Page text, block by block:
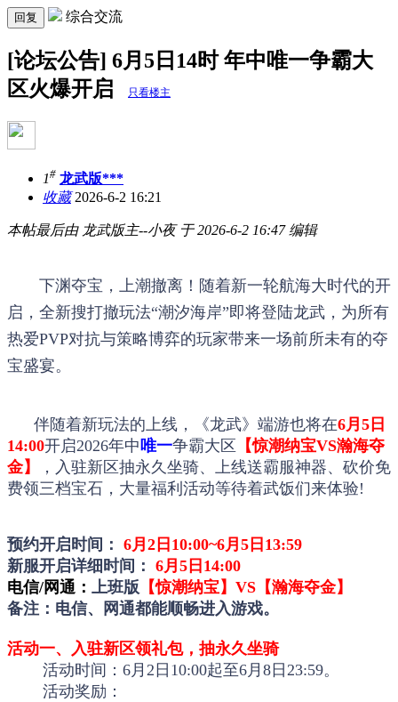
回复 综合交流
[论坛公告] 6月5日14时 年中唯一争霸大
区火爆开启
只看楼主
1# 龙武版***
收藏2026-6-2 16:21
本帖最后由 龙武版主--小夜 于 2026-6-2 16:47 编辑
下渊夺宝，上潮撤离！随着新一轮航海大时代的开
启，全新搜打撤玩法“潮汐海岸”即将登陆龙武，为所有
热爱PVP对抗与策略博弈的玩家带来一场前所未有的夺
宝盛宴。
伴随着新玩法的上线，《龙武》端游也将在6月5日
14:00开启2026年中唯一争霸大区
【惊潮纳宝VS瀚海夺
金】
，入驻新区抽永久坐骑、上线送霸服神器、砍价免
费领三档宝石，大量福利活动等待着武饭们来体验!
预约开启时间： 6月2日10:00~6月5日13:59
新服开启详细时间： 6月5日14:00
电信/网通： 上班版 【惊潮纳宝】VS【瀚海夺金】
备注：电信、网通都能顺畅进入游戏。
活动一、入驻新区领礼包，抽永久坐骑
活动时间：6月2日10:00起至6月8日23:59。
活动奖励：